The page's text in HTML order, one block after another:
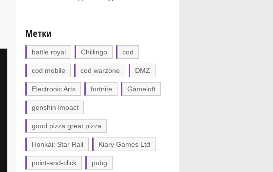
Метки
battle royal Chillingo cod
cod mobile cod warzone DMZ
Electronic Arts fortnite Gameloft
genshin impact
good pizza great pizza
Honkai: Star Rail Kiary Games Ltd
point-and-click pubg